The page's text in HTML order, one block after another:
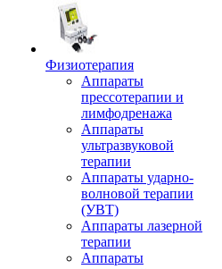
Физиотерапия
Аппараты
прессотерапии и
лимфодренажа
Аппараты
ультразвуковой
терапии
Аппараты ударно-
волновой терапии
(УВТ)
Аппараты лазерной
терапии
Аппараты